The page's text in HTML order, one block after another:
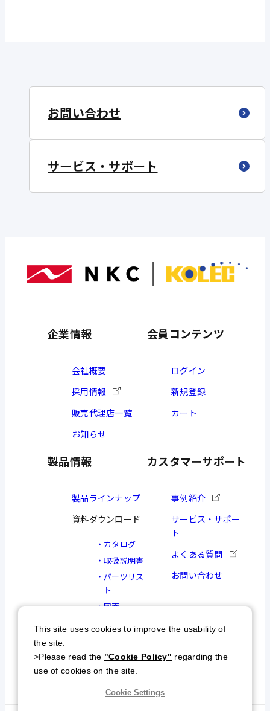
お問い合わせ
サービス・サポート
企業情報
会社概要
採用情報
販売代理店一覧
お知らせ
製品情報
製品ラインナップ
資料ダウンロード
カタログ
取扱説明書
パーツリス
ト
図面
会員コンテンツ
ログイン
新規登録
カート
カスタマーサポート
事例紹介
サービス・サポー
ト
よくある質問
お問い合わせ
個人情報保護方針
特定商取引について
サイトマップ
This site uses cookies to improve the usability of
the site.
>Please read the "Cookie Policy" regarding the
use of cookies on the site.
Cookie Settings